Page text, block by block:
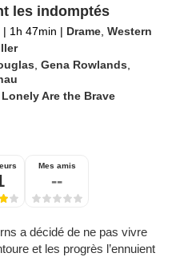
les indomptés
| 1h 47min | Drame ,Western
,Gena Rowlands
Lonely Are the Brave
Mes amis
--
a décidé de ne pas vivre
et les progrès l’ennuient